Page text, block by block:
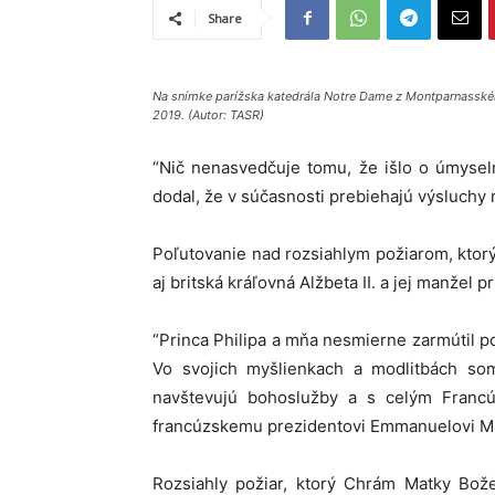
Share
Na snímke parížska katedrála Notre Dame z
2019. (Autor: TASR)
“Nič nenasvedčuje tomu, že išlo o
dodal, že v súčasnosti prebiehajú
Poľutovanie nad rozsiahlym požiarom,
aj britská kráľovná Alžbeta II. a jej manžel
“Princa Philipa a mňa nesmierne zarmútil
Vo svojich myšlienkach a modlitbách
navštevujú bohoslužby a s celým
francúzskemu prezidentovi Emmanuelovi
Rozsiahly požiar, ktorý Chrám Matky